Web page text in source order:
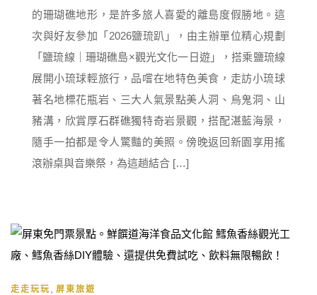
的珊瑚礁地形，是許多旅人喜愛的離島度假勝地。這
次與好友參加「2026鹽琉趴」，由主辦單位精心規劃
「鹽琉線｜珊瑚礁島×觀光文化一日遊」，搭乘鹽琉線
展開小琉球輕旅行，品嚐在地特色美食，走訪小琉球
著名地標花瓶岩、三大人氣景點美人洞、烏鬼洞、山
豬溝，欣賞厚石群礁獨特奇岩景觀，搭配湛藍海景，
隨手一拍都是令人驚豔的美照。傍晚返回新園享用搖
滾辦桌與音樂祭，為這趟結合 […]
走走玩玩 屏東旅遊